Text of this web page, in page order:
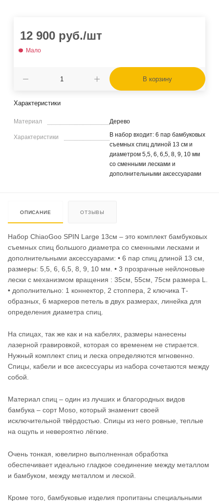
12 900 руб./шт
Мало
В корзину
Характеристики
Материал Дерево
Характеристики
В набор входит: 6 пар бамбуковых
съемных спиц длиной 13 см и
диаметром 5,5, 6, 6,5, 8, 9, 10 мм
со сменными лесками и
дополнительными аксессуарами
ОПИСАНИЕ ОТЗЫВЫ
Набор ChiaoGoo SPIN Large 13см – это комплект бамбуковых
съемных спиц большого диаметра со сменными лесками и
дополнительными аксессуарами: • 6 пар спиц длиной 13 см,
размеры: 5,5, 6, 6,5, 8, 9, 10 мм. • 3 прозрачные нейлоновые
лески с механизмом вращения : 35см, 55см, 75см размера L.
• дополнительно: 1 коннектор, 2 стоппера, 2 ключика Т-
образных, 6 маркеров петель в двух размерах, линейка для
определения диаметра спиц.
На спицах, так же как и на кабелях, размеры нанесены
лазерной гравировкой, которая со временем не стирается.
Нужный комплект спиц и леска определяются мгновенно.
Спицы, кабели и все аксессуары из набора сочетаются между
собой.
Материал спиц – один из лучших и благородных видов
бамбука – сорт Moso, который знаменит своей
исключительной твёрдостью. Спицы из него ровные, теплые
на ощупь и невероятно лёгкие.
Очень тонкая, ювелирно выполненная обработка
обеспечивает идеально гладкое соединение между металлом
и бамбуком, между металлом и леской.
Кроме того, бамбуковые изделия пропитаны специальными